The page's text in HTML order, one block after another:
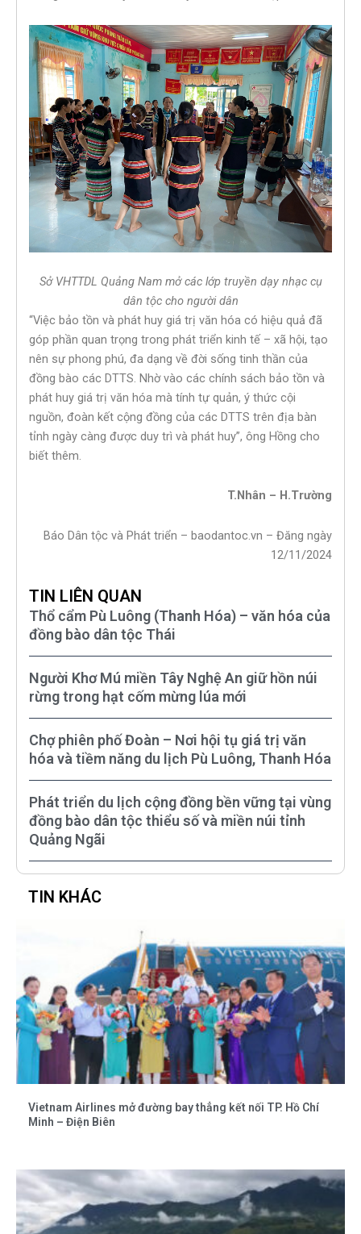
Sở VHTTDL Quảng Nam mở các lớp truyền dạy nhạc cụ
dân tộc cho người dân
“Việc bảo tồn và phát huy giá trị văn hóa có hiệu quả đã
góp phần quan trọng trong phát triển kinh tế – xã hội, tạo
nên sự phong phú, đa dạng về đời sống tinh thần của
đồng bào các DTTS. Nhờ vào các chính sách bảo tồn và
phát huy giá trị văn hóa mà tính tự quản, ý thức cội
nguồn, đoàn kết cộng đồng của các DTTS trên địa bàn
tỉnh ngày càng được duy trì và phát huy”, ông Hồng cho
biết thêm.
T.Nhân – H.Trường
Báo Dân tộc và Phát triển – baodantoc.vn – Đăng ngày
12/11/2024
TIN LIÊN QUAN
Thổ cẩm Pù Luông (Thanh Hóa) – văn hóa của
đồng bào dân tộc Thái
Người Khơ Mú miền Tây Nghệ An giữ hồn núi
rừng trong hạt cốm mừng lúa mới
Chợ phiên phố Đoàn – Nơi hội tụ giá trị văn
hóa và tiềm năng du lịch Pù Luông, Thanh Hóa
Phát triển du lịch cộng đồng bền vững tại vùng
đồng bào dân tộc thiểu số và miền núi tỉnh
Quảng Ngãi
TIN KHÁC
Vietnam Airlines mở đường bay thẳng kết nối TP. Hồ Chí
Minh – Điện Biên